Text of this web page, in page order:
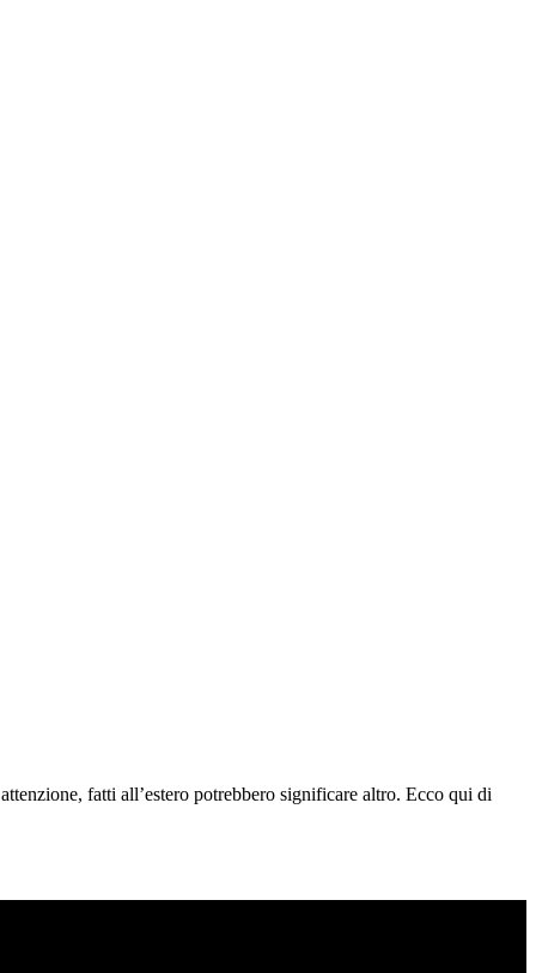
fatti all’estero potrebbero significare altro. Ecco qui di